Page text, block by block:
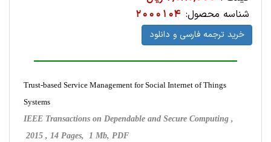
شناسه محصول: 2000104
خرید ترجمه فارسی و دانلود
Trust-based Service Management for Social Internet of Things
Systems
IEEE Transactions on Dependable and Secure Computing ,
2015 , 14 Pages, 1 Mb, PDF